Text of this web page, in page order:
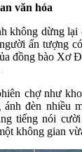
văn hóa
không dừng lại
ấn tượng
đồng bào Xơ
chợ như
đèn nhiều
tiếng nói
không gian